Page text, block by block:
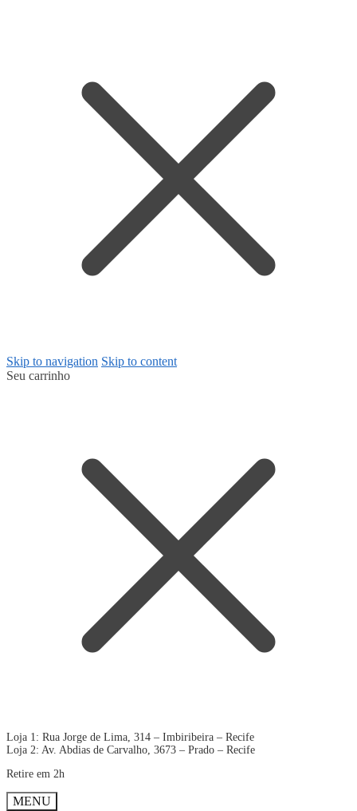
Skip to navigation Skip to content
Seu carrinho
Loja 1: Rua Jorge de Lima, 314 – Imbiribeira – Recife
Loja 2: Av. Abdias de Carvalho, 3673 – Prado – Recife
Retire em 2h
MENU